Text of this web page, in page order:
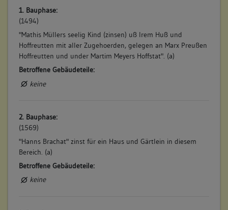
1. Bauphase:
(1494)
"Mathis Müllers seelig Kind (zinsen) uß Irem Huß und
Hoffreutten mit aller Zugehoerden, gelegen an Marx Preußen
Hoffreutten und under Martim Meyers Hoffstat". (a)
Betroffene Gebäudeteile:
keine
2. Bauphase:
(1569)
"Hanns Brachat" zinst für ein Haus und Gärtlein in diesem
Bereich. (a)
Betroffene Gebäudeteile:
keine